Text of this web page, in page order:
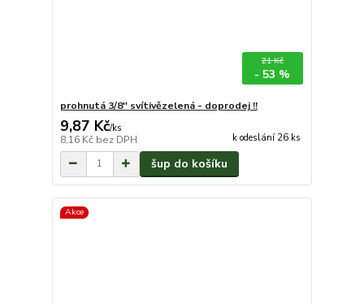
21 Kč
- 53 %
prohnutá 3/8'' svítivězelená - doprodej !!
9,87 Kč/ks
8,16 Kč bez DPH k odeslání 26 ks
šup do košíku
Akce